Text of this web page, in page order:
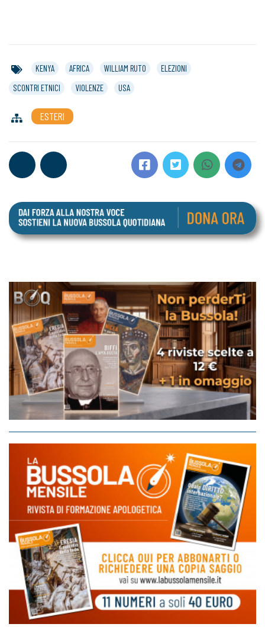
KENYA AFRICA WILLIAM RUTO
ELEZIONI
SCONTRI ETNICI
VIOLENZE USA
ESTERI